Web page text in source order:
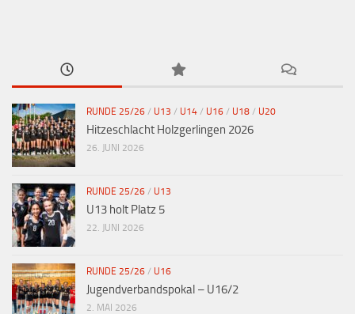
RUNDE 25/26 / U13 / U14 / U16 / U18 / U20
Hitzeschlacht Holzgerlingen 2026
26. JUNI 2026
RUNDE 25/26 / U13
U13 holt Platz 5
22. JUNI 2026
RUNDE 25/26 / U16
Jugendverbandspokal – U16/2
2. MAI 2026